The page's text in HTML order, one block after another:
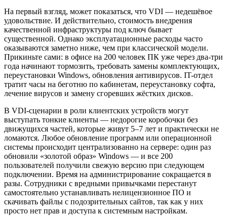
На первый взгляд, может показаться, что VDI — недешёвое
удовольствие. И действительно, стоимость внедрения
качественной инфраструктуры под ключ бывает
существенной. Однако эксплуатационные расходы часто
оказываются заметно ниже, чем при классической модели.
Прикиньте сами: в офисе на 200 человек ПК уже через два-три
года начинают тормозить, требовать замены комплектующих,
переустановки Windows, обновления антивирусов. IT-отдел
тратит часы на беготню по кабинетам, переустановку софта,
лечение вирусов и замену сгоревших жёстких дисков.
В VDI-сценарии в роли клиентских устройств могут
выступать тонкие клиенты — недорогие коробочки без
движущихся частей, которые живут 5–7 лет и практически не
ломаются. Любое обновление программ или операционной
системы происходит централизованно на сервере: один раз
обновили «золотой образ» Windows — и все 200
пользователей получили свежую версию при следующем
подключении. Время на администрирование сокращается в
разы. Сотрудники с вредными привычками перестанут
самостоятельно устанавливать нелицензионное ПО и
скачивать файлы с подозрительных сайтов, так как у них
просто нет прав и доступа к системным настройкам.